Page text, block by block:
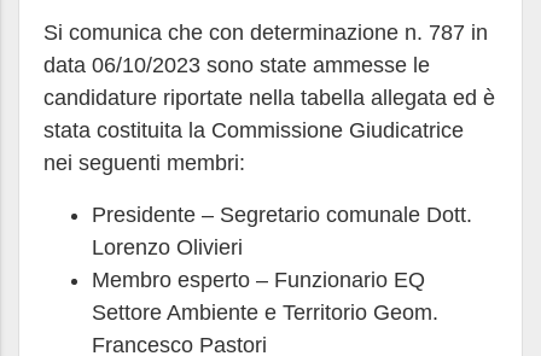
Si comunica che con determinazione n. 787 in
data 06/10/2023 sono state ammesse le
candidature riportate nella tabella allegata ed è
stata costituita la Commissione Giudicatrice
nei seguenti membri:
Presidente – Segretario comunale Dott.
Lorenzo Olivieri
Membro esperto – Funzionario EQ
Settore Ambiente e Territorio Geom.
Francesco Pastori